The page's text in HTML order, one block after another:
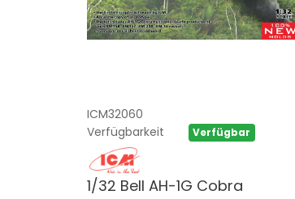
ICM32060
Verfügbarkeit
Verfügbar
1/32 Bell AH-1G Cobra